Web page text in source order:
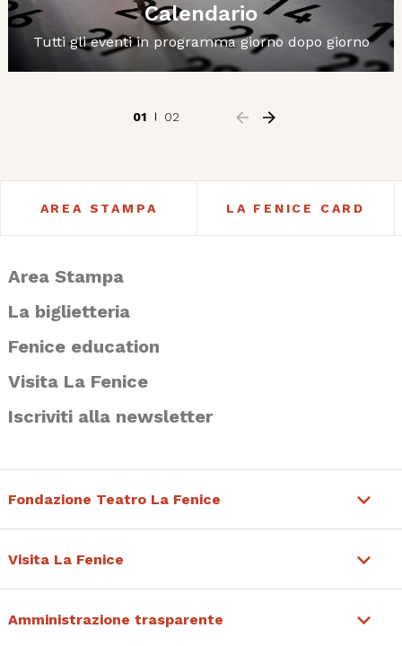
Calendario
Tutti gli eventi in programma giorno dopo giorno
01 02
AREA STAMPA LA FENICE CARD
Area Stampa
La biglietteria
Fenice education
Visita La Fenice
Iscriviti alla newsletter
Fondazione Teatro La Fenice
Visita La Fenice
Amministrazione trasparente